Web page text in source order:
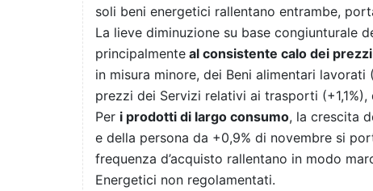
soli beni energetici rallentano entrambe,
La lieve diminuzione su base congiunturale
principalmente al consistente calo dei
in misura minore, dei Beni alimentari
prezzi dei Servizi relativi ai trasporti
Per i prodotti di largo consumo, la crescita
e della persona da +0,9% di novembre si
frequenza d’acquisto rallentano in modo
Energetici non regolamentati.